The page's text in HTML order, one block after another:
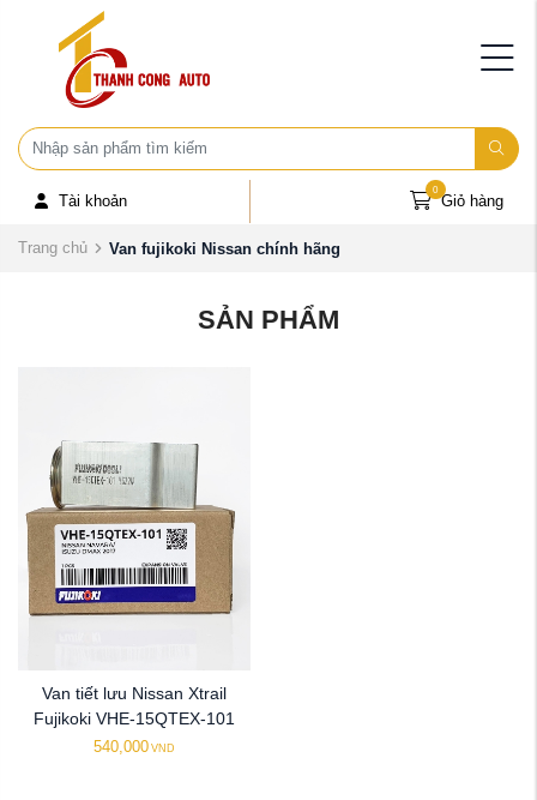
Tài khoản Giỏ hàng
0
Trang chủ Van fujikoki Nissan chính hãng
SẢN PHẨM
Van tiết lưu Nissan Xtrail
Fujikoki VHE-15QTEX-101
540,000 VND